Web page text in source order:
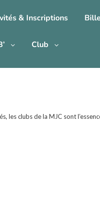
& Inscriptions
Club
les clubs de la MJC sont